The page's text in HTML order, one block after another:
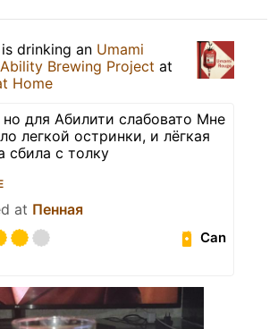
is drinking an Umami
Ability Brewing Project at
Home
для Абилити слабовато Мне
легкой остринки, и лёгкая
сбила с толку
at Пенная
Can